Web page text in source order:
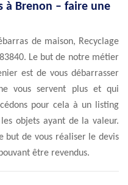
à Brenon – faire une
de maison, Recyclage
Le but de notre métier
est de vous débarrasser
vous servent plus et qui
pour cela à un listing
objets ayant de la valeur.
but de vous réaliser le devis
être revendus.